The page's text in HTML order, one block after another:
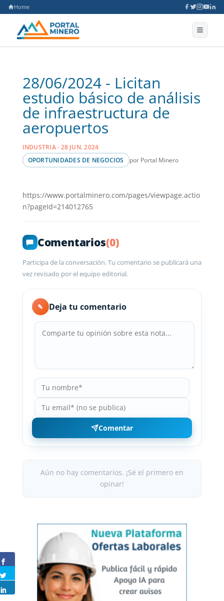
Home
28/06/2024 - Licitan
estudio básico de análisis
de infraestructura de
aeropuertos
INDUSTRIA · 28 JUN. 2024
OPORTUNIDADES DE NEGOCIOS
por Portal Minero
https://www.portalminero.com/pages/viewpage.actio
n?pageId=214012765
Comentarios(0)
Participa de la conversación. Tu comentario se publicará una
vez revisado por el equipo editorial.
✎ Deja tu comentario
Comentar
Aún no hay comentarios. ¡Sé el primero en
opinar!